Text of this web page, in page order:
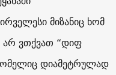
მიზანიც ხომ
ვთქვათ “დიფ
დიამეტრულად